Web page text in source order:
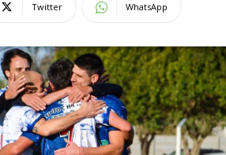
Twitter WhatsApp